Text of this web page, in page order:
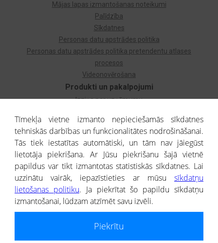
Produkti un pakalpojumi
Izziņa par uzņēmumu
Dzimtas koks
Uzņēmumu atlase
Monitorings
Kredītizziņa par ārvalstu uzņēmumiem
Mājas lapas izmantošanas noteikumi
Palīdzība
Sīkdatnes
Personas datu apstrādes politika
Personas datu apstrādes politika pretendentu atlases
procesos
Videonovērošana
® CREDITREFORM Latvija
SIA
Portāla ietvaros saņemtajai informācijai ir uzziņas raksturs, un tai nav
Tīmekļa vietne izmanto nepieciešamās sīkdatnes
tehniskās darbības un funkcionalitātes nodrošināšanai.
Tās tiek iestatītas automātiski, un tām nav jāiegūst
lietotāja piekrišana. Ar Jūsu piekrišanu šajā vietnē
papildus var tikt izmantotas statistiskās sīkdatnes. Lai
uzzinātu vairāk, iepazīstieties ar mūsu sīkdatņu
lietošanas politiku. Ja piekrītat šo papildu sīkdatņu
izmantošanai, lūdzam atzīmēt savu izvēli.
Piekrītu